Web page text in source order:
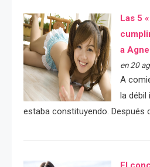
Las 5
a
en 20
A
la
estaba constituyendo. Después